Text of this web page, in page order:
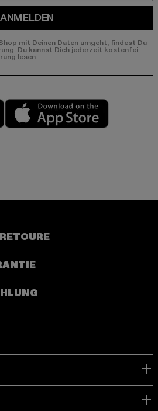
ANMELDEN
mit Deinen Daten umgeht, findest Du
Du kannst Dich jederzeit kostenfei
lesen.
Play market